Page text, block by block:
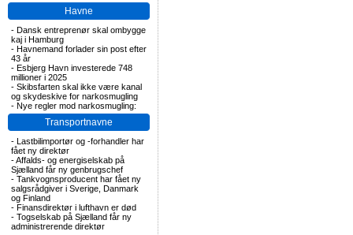
Havne
- Dansk entreprenør skal ombygge
kaj i Hamburg
- Havnemand forlader sin post efter
43 år
- Esbjerg Havn investerede 748
millioner i 2025
- Skibsfarten skal ikke være kanal
og skydeskive for narkosmugling
- Nye regler mod narkosmugling:
Transportnavne
- Lastbilimportør og -forhandler har
fået ny direktør
-Affalds- og energiselskab på
Sjælland får ny genbrugschef
- Tankvognsproducent har fået ny
salgsrådgiver i Sverige, Danmark
og Finland
- Finansdirektør i lufthavn er død
- Togselskab på Sjælland får ny
administrerende direktør